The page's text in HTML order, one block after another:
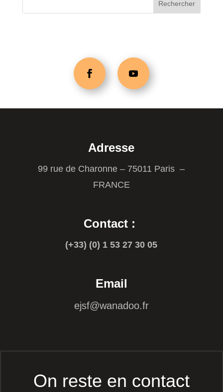
Adresse
99 rue de Charonne – 75011 Paris –
FRANCE
Contact :
(+33) (0) 1 53 27 30 05
Email
ejsf@wanadoo.fr
On reste en contact